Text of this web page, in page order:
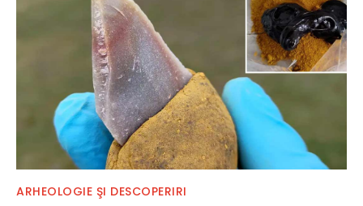
ARHEOLOGIE ŞI DESCOPERIRI